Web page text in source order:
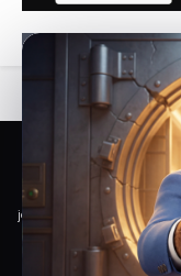
Veškeré informace a
Burzovního Světa
jejich zpracování je